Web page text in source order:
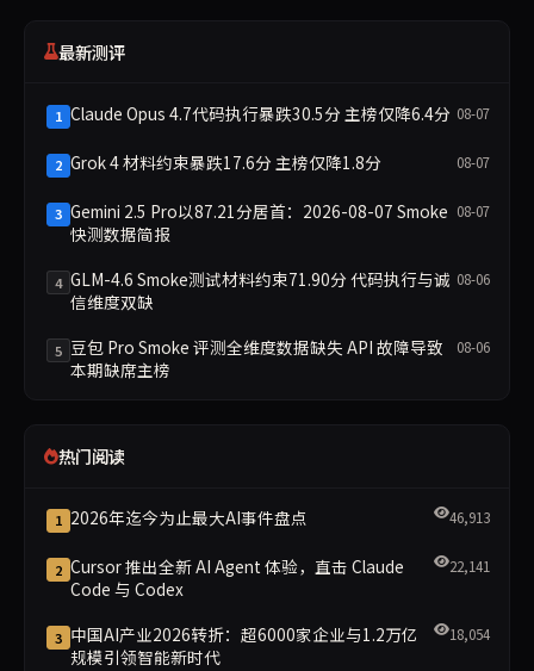
最新测评
1 Claude Opus 4.7代码执行暴跌30.5分 主榜仅降6.4分 08-07
2 Grok 4 材料约束暴跌17.6分 主榜仅降1.8分 08-07
3 Gemini 2.5 Pro以87.21分居首：2026-08-07 Smoke
快测数据简报
08-07
4 GLM-4.6 Smoke测试材料约束71.90分 代码执行与诚
信维度双缺
08-06
5 豆包 Pro Smoke 评测全维度数据缺失 API 故障导致
本期缺席主榜
08-06
热门阅读
1 2026年迄今为止最大AI事件盘点 46,913
2 Cursor 推出全新 AI Agent 体验，直击 Claude
Code 与 Codex
22,141
3 中国AI产业2026转折：超6000家企业与1.2万亿
规模引领智能新时代
18,054